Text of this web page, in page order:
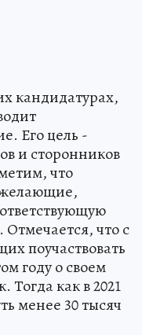
кандидатурах,
Его цель -
и сторонников
что
желающие,
Отмечается, что с
поучаствовать
году о своем
Тогда как в 2021
менее 30 тысяч